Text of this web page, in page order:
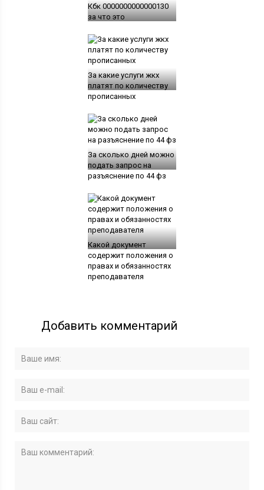
Кбк 0000000000000130
за что это
За какие услуги жкх
платят по количеству
прописанных
За сколько дней можно
подать запрос на
разъяснение по 44 фз
Какой документ
содержит положения о
правах и обязанностях
преподавателя
Добавить комментарий